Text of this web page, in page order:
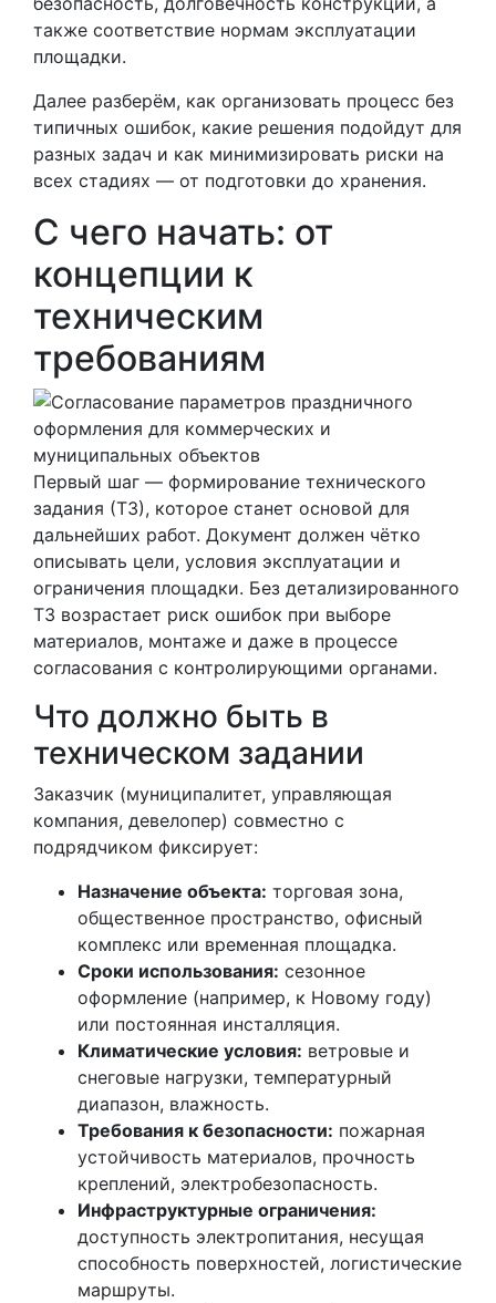
также соответствие нормам эксплуатации
площадки.
Далее разберём, как организовать процесс без
типичных ошибок, какие решения подойдут для
разных задач и как минимизировать риски на
всех стадиях — от подготовки до хранения.
С чего начать: от
концепции к
техническим
требованиям
Первый шаг — формирование технического
задания (ТЗ), которое станет основой для
дальнейших работ. Документ должен чётко
описывать цели, условия эксплуатации и
ограничения площадки. Без детализированного
ТЗ возрастает риск ошибок при выборе
материалов, монтаже и даже в процессе
согласования с контролирующими органами.
Что должно быть в
техническом задании
Заказчик (муниципалитет, управляющая
компания, девелопер) совместно с
подрядчиком фиксирует:
Назначение объекта: торговая зона,
общественное пространство, офисный
комплекс или временная площадка.
Сроки использования: сезонное
оформление (например, к Новому году)
или постоянная инсталляция.
Климатические условия: ветровые и
снеговые нагрузки, температурный
диапазон, влажность.
Требования к безопасности: пожарная
устойчивость материалов, прочность
креплений, электробезопасность.
Инфраструктурные ограничения:
доступность электропитания, несущая
способность поверхностей, логистические
маршруты.